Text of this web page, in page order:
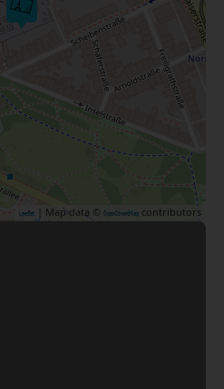
Leaflet | Map data © OpenStreetMap contributors